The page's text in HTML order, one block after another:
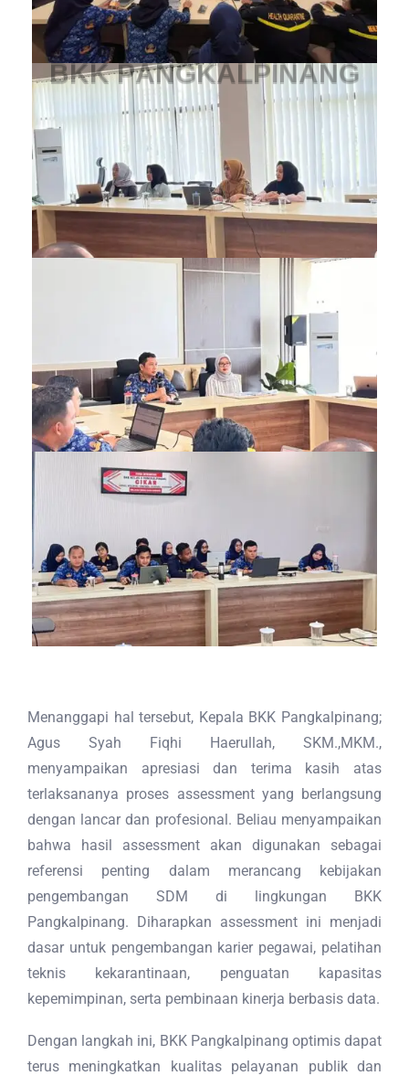
BKK PANGKALPINANG
Menanggapi hal tersebut, Kepala BKK Pangkalpinang;
Agus Syah Fiqhi Haerullah, SKM.,MKM.,
menyampaikan apresiasi dan terima kasih atas
terlaksananya proses assessment yang berlangsung
dengan lancar dan profesional. Beliau menyampaikan
bahwa hasil assessment akan digunakan sebagai
referensi penting dalam merancang kebijakan
pengembangan SDM di lingkungan BKK
Pangkalpinang. Diharapkan assessment ini menjadi
dasar untuk pengembangan karier pegawai, pelatihan
teknis kekarantinaan, penguatan kapasitas
kepemimpinan, serta pembinaan kinerja berbasis data.
Dengan langkah ini, BKK Pangkalpinang optimis dapat
terus meningkatkan kualitas pelayanan publik dan